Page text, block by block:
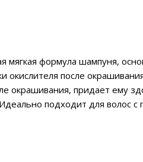
формула шампуня,
после
окрашивания, придает ему
подходит для волос